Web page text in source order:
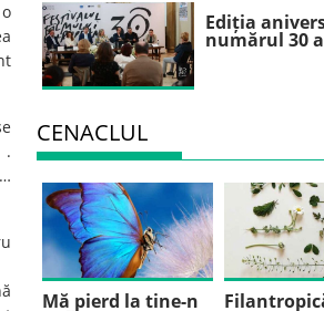
.
Ediția
numărul 30
CENACLUL
Mă pierd la tine-n